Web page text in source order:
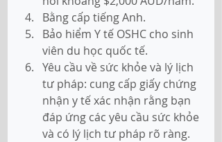
Bằng cấp tiếng Anh.
Bảo hiểm Y tế OSHC cho sinh
viên du học quốc tế.
Yêu cầu về sức khỏe và lý lịch
tư pháp: cung cấp giấy chứng
nhận y tế xác nhận rằng bạn
đáp ứng các yêu cầu sức khỏe
và có lý lịch tư pháp rõ ràng.